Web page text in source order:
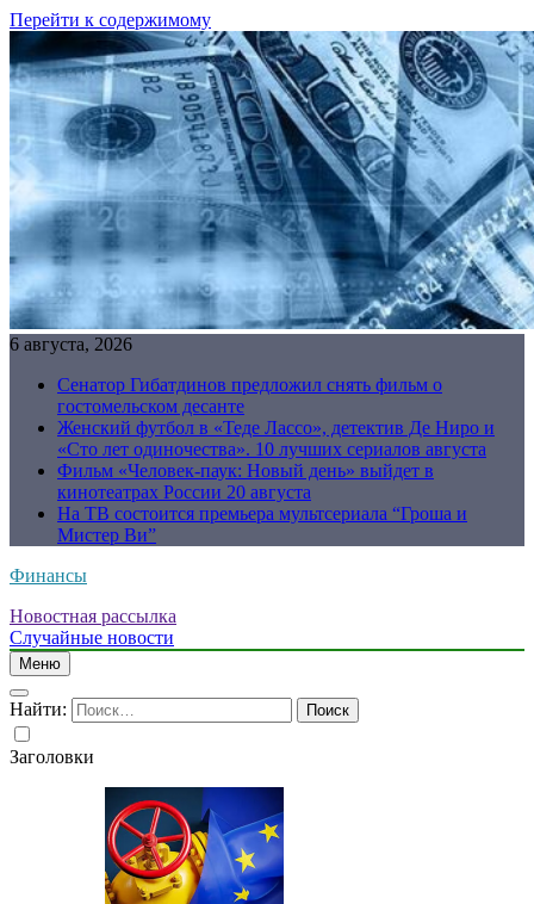
Перейти к содержимому
6 августа, 2026
Сенатор Гибатдинов предложил снять фильм о
гостомельском десанте
Женский футбол в «Теде Лассо», детектив Де Ниро и
«Сто лет одиночества». 10 лучших сериалов августа
Фильм «Человек-паук: Новый день» выйдет в
кинотеатрах России 20 августа
На ТВ состоится премьера мультсериала “Гроша и
Мистер Ви”
Финансы
Новостная рассылка
Случайные новости
Меню
Найти:
Заголовки